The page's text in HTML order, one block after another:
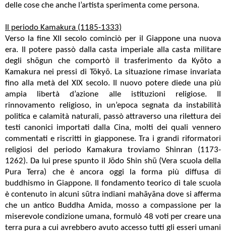
delle cose che anche l’artista sperimenta come persona.
Il periodo Kamakura (1185-1333)
Verso la fine XII secolo cominciò per il Giappone una nuova
era. Il potere passò dalla casta imperiale alla casta militare
degli shōgun che comportò il trasferimento da Kyōto a
Kamakura nei pressi di Tōkyō. La situazione rimase invariata
fino alla metà del XIX secolo. Il nuovo potere diede una più
ampia libertà d’azione alle istituzioni religiose. Il
rinnovamento religioso, in un’epoca segnata da instabilità
politica e calamità naturali, passò attraverso una rilettura dei
testi canonici importati dalla Cina, molti dei quali vennero
commentati e riscritti in giapponese. Tra i grandi riformatori
religiosi del periodo Kamakura troviamo Shinran (1173-
1262). Da lui prese spunto il Jōdo Shin shū (Vera scuola della
Pura Terra) che è ancora oggi la forma più diffusa di
buddhismo in Giappone. Il fondamento teorico di tale scuola
è contenuto in alcuni sūtra indiani mahāyāna dove si afferma
che un antico Buddha Amida, mosso a compassione per la
miserevole condizione umana, formulò 48 voti per creare una
terra pura a cui avrebbero avuto accesso tutti gli esseri umani